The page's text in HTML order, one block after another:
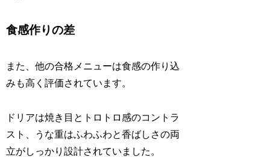
食感作りの差
また、他の合格メニューは食感の作り込
みも高く評価されています。
ドリアは焼き目とトロトロ感のコントラ
スト、うな重はふわふわと香ばしさの両
立がしっかり設計されていました。